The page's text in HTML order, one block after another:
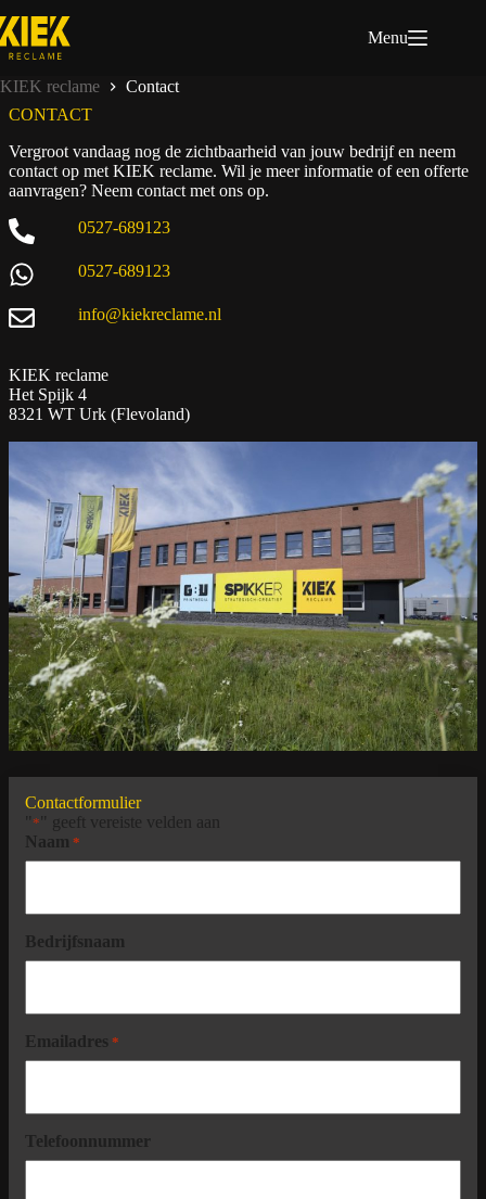
naar
de
Menu
KIEK reclame
Contact
CONTACT
Vergroot vandaag nog de zichtbaarheid van jouw bedrijf en neem
contact op met KIEK reclame. Wil je meer informatie of een offerte
aanvragen? Neem contact met ons op.
0527-689123
0527-689123
info@kiekreclame.nl
KIEK reclame
Het Spijk 4
8321 WT Urk (Flevoland)
Contactformulier
" *" geeft vereiste velden aan
Naam *
Bedrijfsnaam
Emailadres *
Telefoonnummer